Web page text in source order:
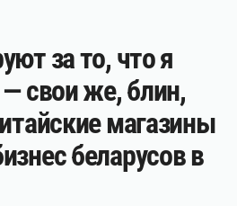
за то, что я
свои же, блин,
магазины
беларусов в